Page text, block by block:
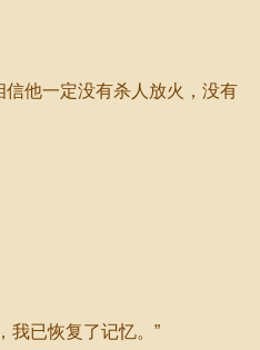
他一定没有杀人放火，没有
已恢复了记忆。”